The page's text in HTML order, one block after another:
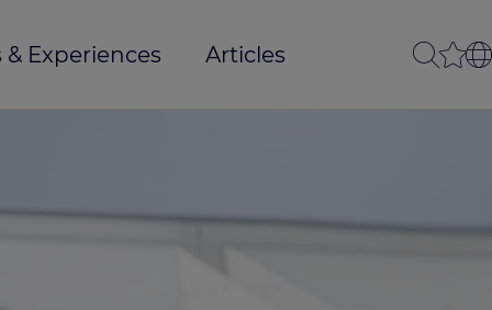
Experiences Articles